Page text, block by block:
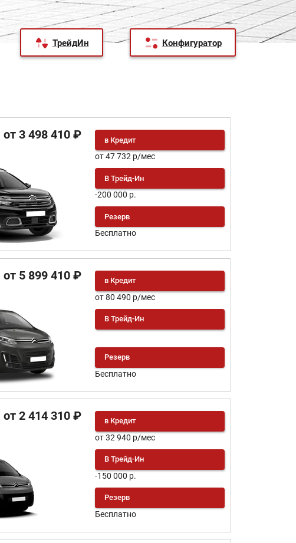
ТрейдИн Конфигуратор
от 3 498 410 ₽ в Кредит
от 47 732 р/мес
В Трейд-Ин
-200 000 р.
Резерв
Бесплатно
от 5 899 410 ₽ в Кредит
от 80 490 р/мес
В Трейд-Ин
Резерв
Бесплатно
от 2 414 310 ₽ в Кредит
от 32 940 р/мес
В Трейд-Ин
-150 000 р.
Резерв
Бесплатно